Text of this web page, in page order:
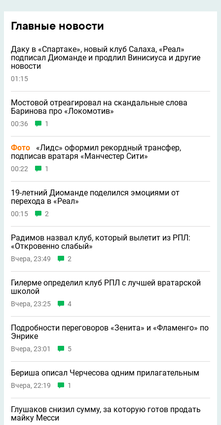
Главные новости
Даку в «Спартаке», новый клуб Салаха, «Реал»
подписал Диоманде и продлил Винисиуса и другие
новости
01:15
Мостовой отреагировал на скандальные слова
Баринова про «Локомотив»
00:36 1
Фото
«Лидс» оформил рекордный трансфер,
подписав вратаря «Манчестер Сити»
00:22 1
19-летний Диоманде поделился эмоциями от
перехода в «Реал»
00:15 2
Радимов назвал клуб, который вылетит из РПЛ:
«Откровенно слабый»
Вчера, 23:49 2
Гилерме определил клуб РПЛ с лучшей вратарской
школой
Вчера, 23:25 4
Подробности переговоров «Зенита» и «Фламенго» по
Энрике
Вчера, 23:01 5
Бериша описал Черчесова одним прилагательным
Вчера, 22:19 1
Глушаков снизил сумму, за которую готов продать
майку Месси